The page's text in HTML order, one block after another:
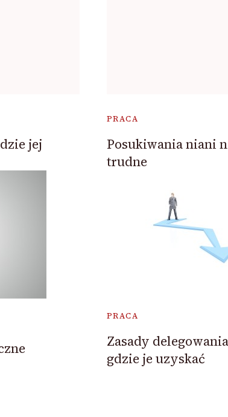
jej
PRACA
Posukiwania niani
trudne
PRACA
Zasady
gdzie je uzyskać